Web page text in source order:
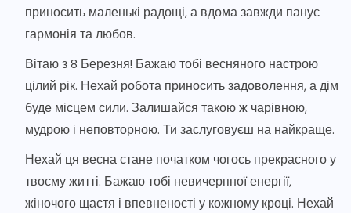
приносить маленькі радощі, а вдома завжди панує
гармонія та любов.
Вітаю з 8 Березня! Бажаю тобі весняного настрою
цілий рік. Нехай робота приносить задоволення, а дім
буде місцем сили. Залишайся такою ж чарівною,
мудрою і неповторною. Ти заслуговуєш на найкраще.
Нехай ця весна стане початком чогось прекрасного у
твоєму житті. Бажаю тобі невичерпної енергії,
жіночого щастя і впевненості у кожному кроці. Нехай